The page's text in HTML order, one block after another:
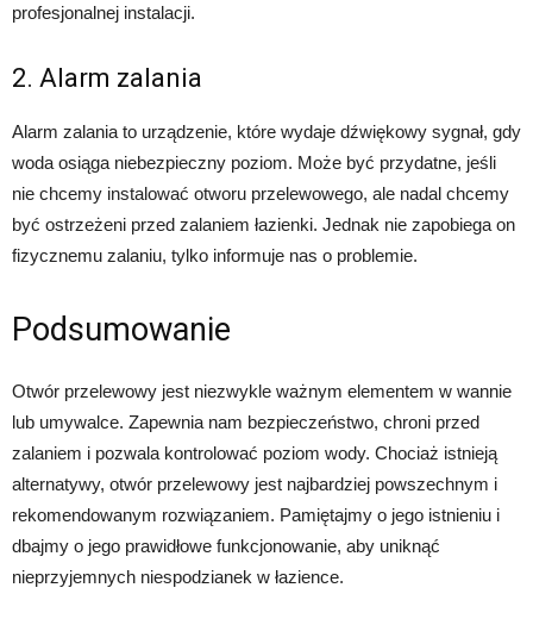
profesjonalnej instalacji.
2. Alarm zalania
Alarm zalania to urządzenie, które wydaje dźwiękowy sygnał, gdy
woda osiąga niebezpieczny poziom. Może być przydatne, jeśli
nie chcemy instalować otworu przelewowego, ale nadal chcemy
być ostrzeżeni przed zalaniem łazienki. Jednak nie zapobiega on
fizycznemu zalaniu, tylko informuje nas o problemie.
Podsumowanie
Otwór przelewowy jest niezwykle ważnym elementem w wannie
lub umywalce. Zapewnia nam bezpieczeństwo, chroni przed
zalaniem i pozwala kontrolować poziom wody. Chociaż istnieją
alternatywy, otwór przelewowy jest najbardziej powszechnym i
rekomendowanym rozwiązaniem. Pamiętajmy o jego istnieniu i
dbajmy o jego prawidłowe funkcjonowanie, aby uniknąć
nieprzyjemnych niespodzianek w łazience.